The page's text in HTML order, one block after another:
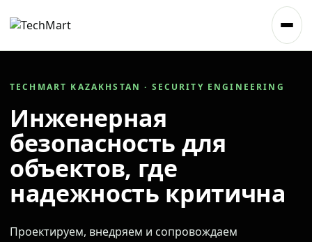
TECHMART KAZAKHSTAN · SECURITY ENGINEERING
Инженерная
безопасность для
объектов, где
надежность критична
Проектируем, внедряем и сопровождаем